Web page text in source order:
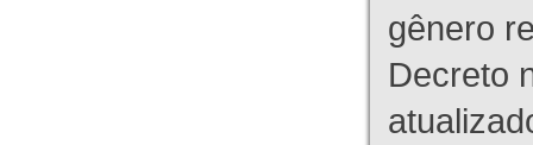
gênero
Decreto